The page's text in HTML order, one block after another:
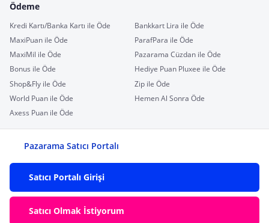
Ödeme
Kredi Kartı/Banka Kartı ile Öde
Bankkart Lira ile Öde
MaxiPuan ile Öde
ParafPara ile Öde
MaxiMil ile Öde
Pazarama Cüzdan ile Öde
Bonus ile Öde
Hediye Puan Pluxee ile Öde
Shop&Fly ile Öde
Zip ile Öde
World Puan ile Öde
Hemen Al Sonra Öde
Axess Puan ile Öde
Pazarama Satıcı Portalı
Satıcı Portalı Girişi
Satıcı Olmak İstiyorum